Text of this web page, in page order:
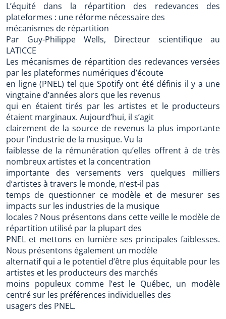
L’équité dans la répartition des redevances des
plateformes : une réforme nécessaire des
mécanismes de répartition
Par Guy-Philippe Wells, Directeur scientifique au
LATICCE
Les mécanismes de répartition des redevances versées
par les plateformes numériques d’écoute
en ligne (PNEL) tel que Spotify ont été définis il y a une
vingtaine d’années alors que les revenus
qui en étaient tirés par les artistes et le producteurs
étaient marginaux. Aujourd’hui, il s’agit
clairement de la source de revenus la plus importante
pour l’industrie de la musique. Vu la
faiblesse de la rémunération qu’elles offrent à de très
nombreux artistes et la concentration
importante des versements vers quelques milliers
d’artistes à travers le monde, n’est-il pas
temps de questionner ce modèle et de mesurer ses
impacts sur les industries de la musique
locales ? Nous présentons dans cette veille le modèle de
répartition utilisé par la plupart des
PNEL et mettons en lumière ses principales faiblesses.
Nous présentons également un modèle
alternatif qui a le potentiel d’être plus équitable pour les
artistes et les producteurs des marchés
moins populeux comme l’est le Québec, un modèle
centré sur les préférences individuelles des
usagers des PNEL.